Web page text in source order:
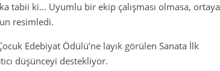
tabii ki… Uyumlu bir ekip çalışması olmasa, ortaya
resimledi.
Edebiyat Ödülü’ne layık görülen Sanata İlk
düşünceyi destekliyor.